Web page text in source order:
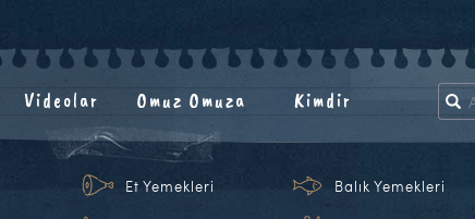
Videolar Omuz Omuza Kimdir
Et Yemekleri Balık Yemekleri